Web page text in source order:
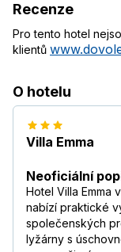
Recenze
Pro tento hotel
klientů
O hotelu
Villa Emma
Neoficiální
Hotel Villa Emma
nabízí praktické
společenských
lyžárny s